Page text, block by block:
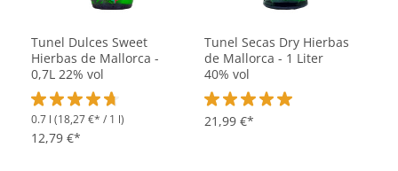
Tunel Dulces Sweet
Hierbas de Mallorca -
0,7L 22% vol
Durchschnittliche Bewertung von 4.8 von 5 Sternen
0.7 l (18,27 €* / 1 l)
12,79 €*
Tunel Secas Dry Hierbas
de Mallorca - 1 Liter
40% vol
Durchschnittliche Bewertung
21,99 €*